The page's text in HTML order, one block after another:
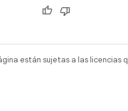
están sujetas a las licencias